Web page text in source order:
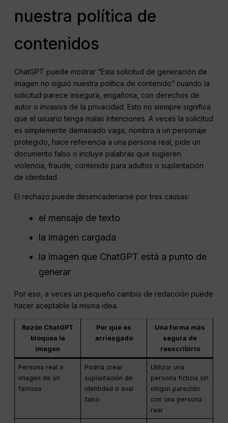
nuestra política de
contenidos
ChatGPT puede mostrar “Esta solicitud de generación de
imagen no siguió nuestra política de contenido” cuando la
solicitud parece insegura, engañosa, con derechos de
autor o invasiva de la privacidad. Esto no siempre significa
que el usuario tenga malas intenciones. A veces la solicitud
es simplemente demasiado vaga, nombra a un personaje
protegido, hace referencia a una persona real, pide un
documento falso o incluye palabras que sugieren
violencia, fraude, contenido para adultos o suplantación
de identidad.
El rechazo puede desencadenarse por tres causas:
el mensaje de texto
la imagen cargada
la imagen que ChatGPT está a punto de
generar
Por eso, a veces un pequeño cambio de redacción puede
hacer aceptable la misma idea.
Razón ChatGPT
bloquea la
imagen
Por qué es
arriesgado
Una forma más
segura de
reescribirlo
Persona real o
imagen de un
famoso
Podría crear
suplantación de
identidad o aval
falso
Utilizar una
persona ficticia sin
ningún parecido
con una persona
real